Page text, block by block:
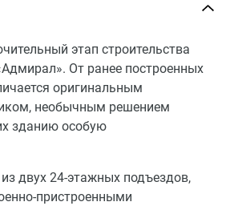
этап строительства
От ранее построенных
оригинальным
необычным решением
зданию особую
двух 24-этажных подъездов,
пристроенными